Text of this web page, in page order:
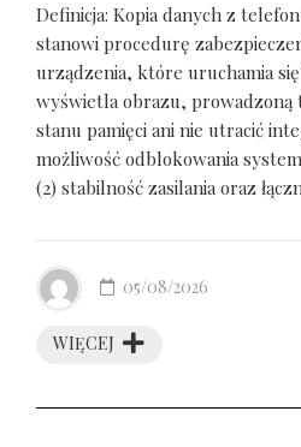
Definicja: Kopia danych z
stanowi procedurę
urządzenia, które uruchamia się
wyświetla obrazu, prowadzoną
stanu pamięci ani nie utracić
możliwość odblokowania
(2) stabilność zasilania oraz
WIĘCEJ
05/08/2026